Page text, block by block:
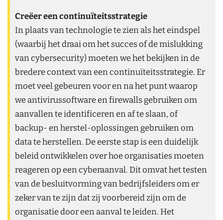
Creëer een continuïteitsstrategie
In plaats van technologie te zien als het eindspel
(waarbij het draai om het succes of de mislukking
van cybersecurity) moeten we het bekijken in de
bredere context van een continuïteitsstrategie. Er
moet veel gebeuren voor en na het punt waarop
we antivirussoftware en firewalls gebruiken om
aanvallen te identificeren en af te slaan, of
backup- en herstel-oplossingen gebruiken om
data te herstellen. De eerste stap is een duidelijk
beleid ontwikkelen over hoe organisaties moeten
reageren op een cyberaanval. Dit omvat het testen
van de besluitvorming van bedrijfsleiders om er
zeker van te zijn dat zij voorbereid zijn om de
organisatie door een aanval te leiden. Het